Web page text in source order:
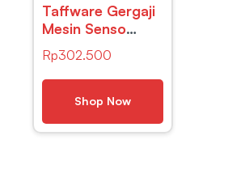
Taffware Gergaji
Mesin Senso
Cordless
Chainsaw 21V 4
Inch 800W –
D2605
Rp302.500
Shop Now